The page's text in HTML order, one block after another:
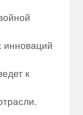
инноваций
к